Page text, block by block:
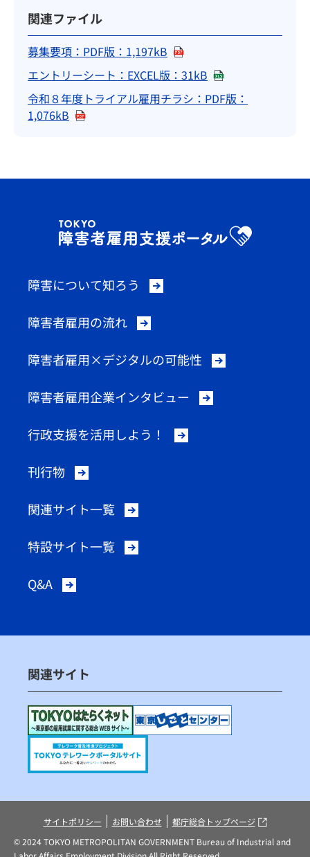
関連ファイル
募集要項：PDF版：1,197kB （別ウィンドウでPDFを開
エントリーシート：EXCEL版：31kB （Excelファイルを
令和８年度トライアル雇用チラシ：PDF版：
1,076kB （別ウィンドウでPDFを開く）
障害について知ろう
障害者雇用の流れ
障害者雇用×デジタルの可能性
障害者雇用企業インタビュー
行政支援を活用しよう！
刊行物
関連サイト一覧
特設サイト一覧
Q&A
関連サイト
（別ウィンドウで開く）
サイトポリシー お問い合わせ 都庁総合トップページ （別ウィンド
© 2024 TOKYO METROPOLITAN GOVERNMENT Bureau of Industrial and